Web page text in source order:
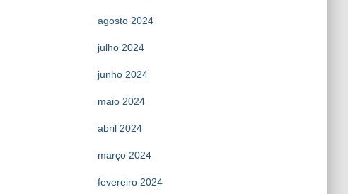
agosto 2024
julho 2024
junho 2024
maio 2024
abril 2024
março 2024
fevereiro 2024